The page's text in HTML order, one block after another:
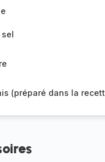
sel
(préparé dans la